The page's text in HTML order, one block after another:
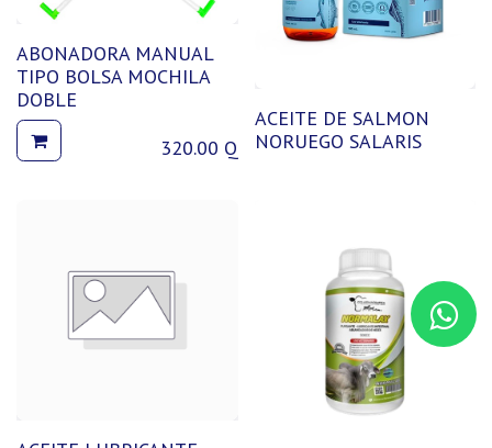
ABONADORA MANUAL
TIPO BOLSA MOCHILA
DOBLE
320.00 Q
ACEITE DE SALMON
NORUEGO SALARIS